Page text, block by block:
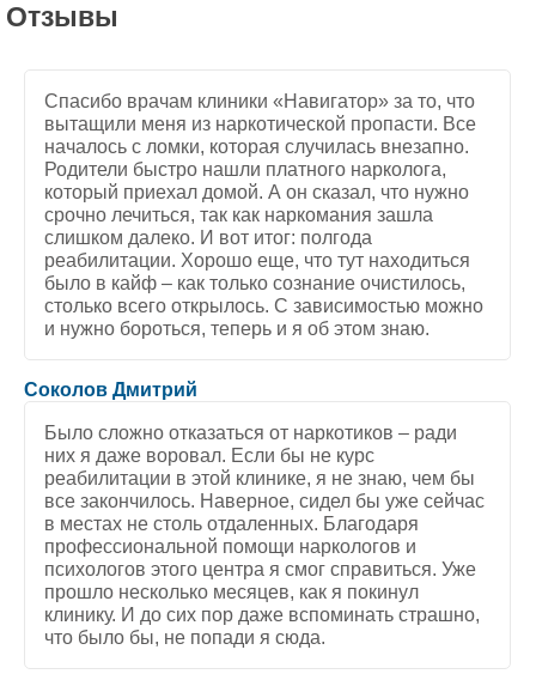
Отзывы
Спасибо врачам клиники «Навигатор» за то, что
вытащили меня из наркотической пропасти. Все
началось с ломки, которая случилась внезапно.
Родители быстро нашли платного нарколога,
который приехал домой. А он сказал, что нужно
срочно лечиться, так как наркомания зашла
слишком далеко. И вот итог: полгода
реабилитации. Хорошо еще, что тут находиться
было в кайф – как только сознание очистилось,
столько всего открылось. С зависимостью можно
и нужно бороться, теперь и я об этом знаю.
Соколов Дмитрий
Было сложно отказаться от наркотиков – ради
них я даже воровал. Если бы не курс
реабилитации в этой клинике, я не знаю, чем бы
все закончилось. Наверное, сидел бы уже сейчас
в местах не столь отдаленных. Благодаря
профессиональной помощи наркологов и
психологов этого центра я смог справиться. Уже
прошло несколько месяцев, как я покинул
клинику. И до сих пор даже вспоминать страшно,
что было бы, не попади я сюда.